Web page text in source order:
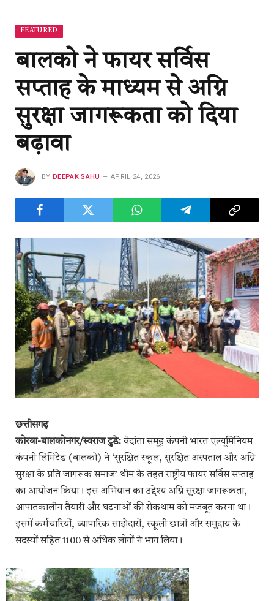
FEATURED
बालको ने फायर सर्विस
सप्ताह के माध्यम से अग्नि
सुरक्षा जागरूकता को दिया
बढ़ावा
BY DEEPAK SAHU APRIL 24, 2026
छत्तीसगढ़
कोरबा-बालकोनगर/स्वराज टुडे:वेदांता समूह कंपनी भारत एल्यूमिनियम
कंपनी लिमिटेड (बालको) ने ‘सुरक्षित स्कूल, सुरक्षित अस्पताल और अग्नि
सुरक्षा के प्रति जागरूक समाज’ थीम के तहत राष्ट्रीय फायर सर्विस सप्ताह
का आयोजन किया। इस अभियान का उद्देश्य अग्नि सुरक्षा जागरूकता,
आपातकालीन तैयारी और घटनाओं की रोकथाम को मजबूत करना था।
इसमें कर्मचारियों, व्यापारिक साझेदारों, स्कूली छात्रों और समुदाय के
सदस्यों सहित 1100 से अधिक लोगों ने भाग लिया।